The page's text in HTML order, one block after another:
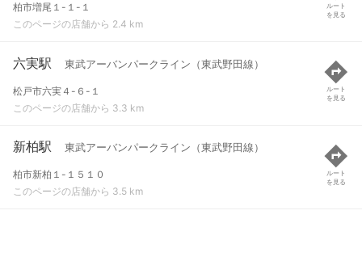
柏市増尾１-１-１
このページの店舗から 2.4 km
ルート
を見る
六実駅 東武アーバンパークライン（東武野田線）
松戸市六実４-６-１
このページの店舗から 3.3 km
ルート
を見る
新柏駅 東武アーバンパークライン（東武野田線）
柏市新柏１-１５１０
このページの店舗から 3.5 km
ルート
を見る